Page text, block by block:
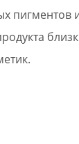
пигментов